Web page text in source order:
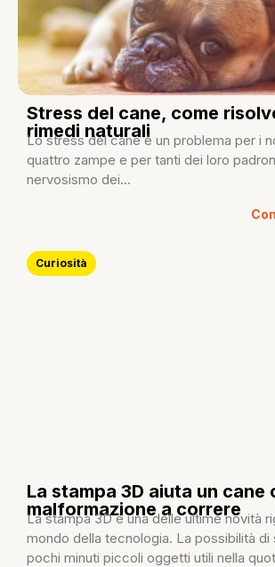
Stress del cane, come
rimedi naturali
Lo stress del cane è un problema per i
quattro zampe e per tanti dei loro
nervosismo dei...
Curiosità
La stampa 3D aiuta un cane
malformazione a correre
La stampa 3D è una delle ultime novità
mondo della tecnologia. La possibilità di
pochi minuti piccoli oggetti utili nella